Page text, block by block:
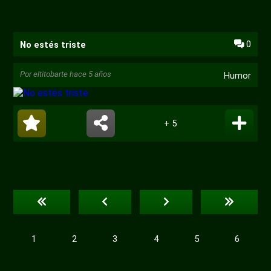
No estés triste 0
Poreltitobarte hace 5 años Humor
+ 5
1 2 3 4 5 6